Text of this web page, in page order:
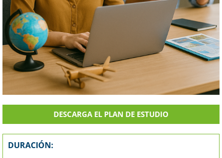
DESCARGA EL PLAN DE ESTUDIO
DURACIÓN: